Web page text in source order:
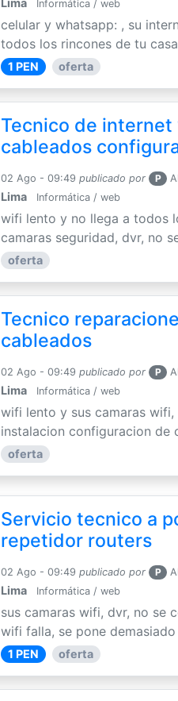
Lima Informática / web
celular y whatsapp: , su
todos los rincones de tu
1 PEN oferta
Tecnico de
cableados
02 Ago - 09:49 publicado por P
Lima Informática / web
wifi lento y no llega a todos
camaras seguridad, dvr, no
oferta
Tecnico
cableados
02 Ago - 09:49 publicado por P
Lima Informática / web
wifi lento y sus camaras
instalacion configuracion de
oferta
Servicio tecnico a
repetidor routers
02 Ago - 09:49 publicado por P
Lima Informática / web
sus camaras wifi, dvr, no se
wifi falla, se pone
1 PEN oferta